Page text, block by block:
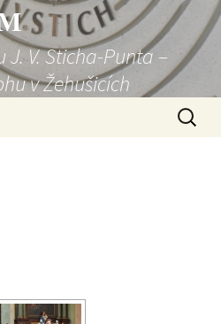
V. Sticha-Punta –
v Žehušicích